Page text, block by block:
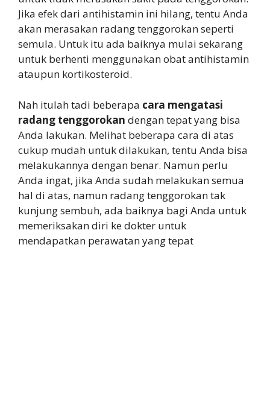
Jika efek dari antihistamin ini hilang, tentu Anda
akan merasakan radang tenggorokan seperti
semula. Untuk itu ada baiknya mulai sekarang
untuk berhenti menggunakan obat antihistamin
ataupun kortikosteroid.
Nah itulah tadi beberapa cara mengatasi
radang tenggorokan dengan tepat yang bisa
Anda lakukan. Melihat beberapa cara di atas
cukup mudah untuk dilakukan, tentu Anda bisa
melakukannya dengan benar. Namun perlu
Anda ingat, jika Anda sudah melakukan semua
hal di atas, namun radang tenggorokan tak
kunjung sembuh, ada baiknya bagi Anda untuk
memeriksakan diri ke dokter untuk
mendapatkan perawatan yang tepat